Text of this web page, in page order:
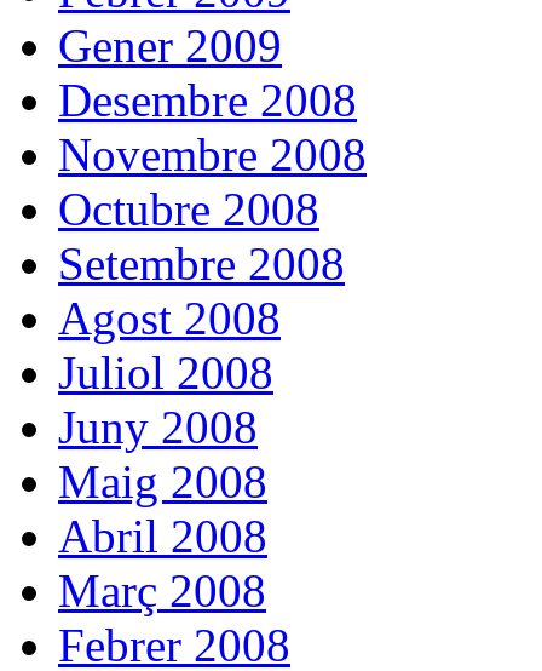
Gener 2009
Desembre 2008
Novembre 2008
Octubre 2008
Setembre 2008
Agost 2008
Juliol 2008
Juny 2008
Maig 2008
Abril 2008
Març 2008
Febrer 2008